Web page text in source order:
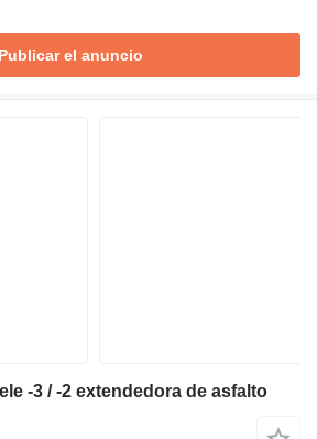
Publicar el anuncio
-3 / -2 extendedora de asfalto